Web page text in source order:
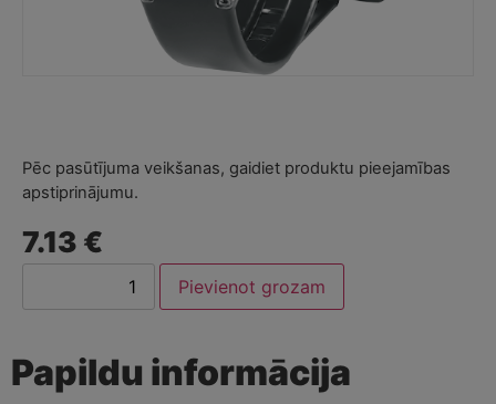
Pēc pasūtījuma veikšanas, gaidiet produktu pieejamības
apstiprinājumu.
7.13 €
Pievienot grozam
Papildu informācija